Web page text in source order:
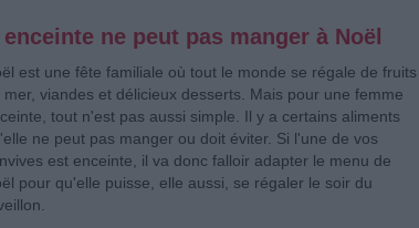
ne peut pas manger à Noël
est une fête familiale où tout le monde se régale de fruits
mer, viandes et délicieux desserts. Mais pour une femme
tout n'est pas aussi simple. Il y a certains aliments
ne peut pas manger ou doit éviter. Si l'une de vos
est enceinte, il va donc falloir adapter le menu de
pour qu'elle puisse, elle aussi, se régaler le soir du